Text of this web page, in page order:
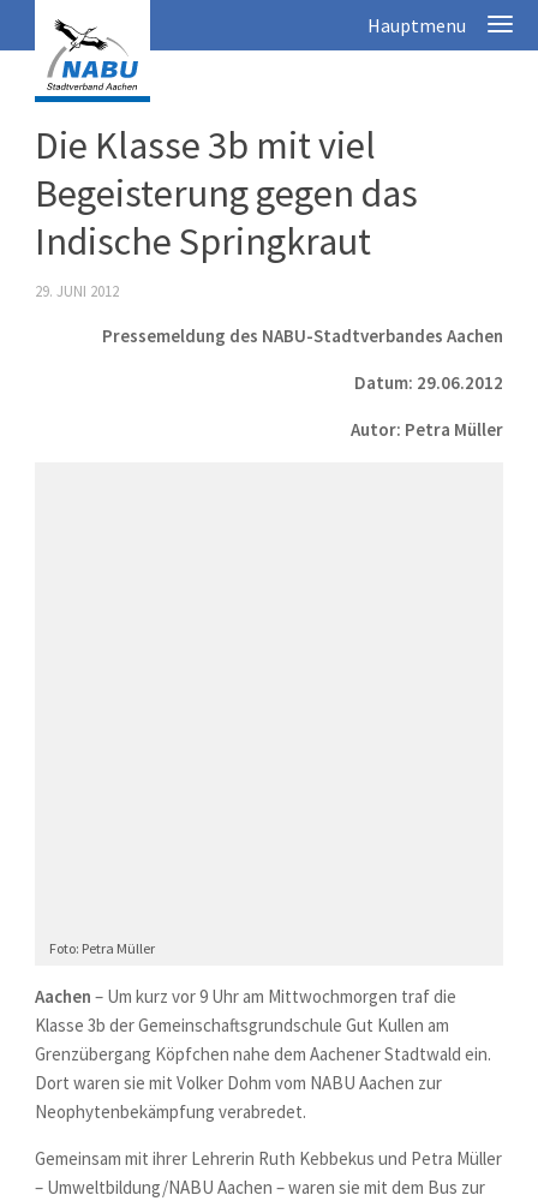
Die Klasse 3b mit viel
Begeisterung gegen das
Indische Springkraut
29. JUNI 2012
Pressemeldung des NABU-Stadtverbandes Aachen
Datum: 29.06.2012
Autor: Petra Müller
Foto: Petra Müller
Aachen – Um kurz vor 9 Uhr am Mittwochmorgen traf die
Klasse 3b der Gemeinschaftsgrundschule Gut Kullen am
Grenzübergang Köpfchen nahe dem Aachener Stadtwald ein.
Dort waren sie mit Volker Dohm vom NABU Aachen zur
Neophytenbekämpfung verabredet.
Gemeinsam mit ihrer Lehrerin Ruth Kebbekus und Petra Müller
– Umweltbildung/NABU Aachen – waren sie mit dem Bus zur